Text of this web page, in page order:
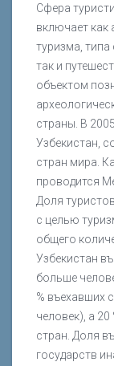
Сфера
включает как
туризма,
так и
объектом
страны. В
Узбекистан,
стран мира.
проводится
Доля
с целью
общего
Узбекистан
больше
% въехавших
человек), а
стран. Доля
государств